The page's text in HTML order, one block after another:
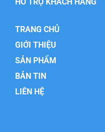
TRANG CHỦ
GIỚI THIỆU
SẢN PHẨM
BẢN TIN
LIÊN HỆ